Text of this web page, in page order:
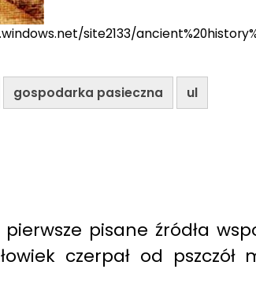
site2133/
gospodarka pasieczna
ul
pisane źródła
czerpał od pszczół